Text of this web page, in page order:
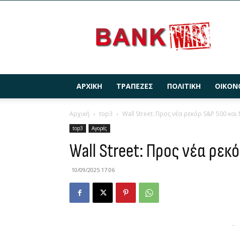
ΑΡΧΙΚΉ ΤΡΆΠΕΖΕΣ ΠΟΛΙΤΙΚΉ
Αρχική top3 Wall Street: Προς νέα ρεκόρ S&P 500 και
top3 Αγορές
Wall Street: Προς νέα
10/09/2025 17:06